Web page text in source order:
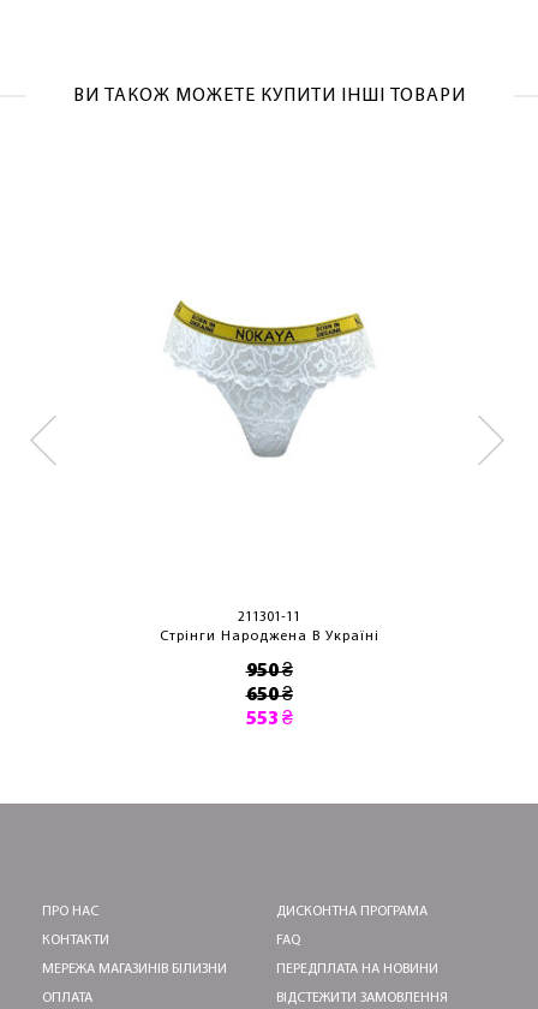
ВИ ТАКОЖ МОЖЕТЕ КУПИТИ ІНШІ ТОВАРИ
211301-11
Стрінги Народжена В Україні
950 ₴
650 ₴
553 ₴
ПРО НАС
КОНТАКТИ
МЕРЕЖА МАГАЗИНІВ БІЛИЗНИ
ОПЛАТА
ДИСКОНТНА ПРОГРАМА
FAQ
ПЕРЕДПЛАТА НА НОВИНИ
ВІДСТЕЖИТИ ЗАМОВЛЕННЯ